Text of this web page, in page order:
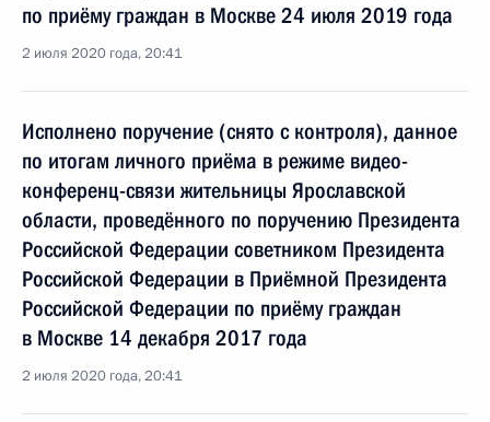
по приёму граждан в Москве 24 июля 2019 года
2 июля 2020 года, 20:41
Исполнено поручение (снято с контроля), данное
по итогам личного приёма в режиме видео-
конференц-связи жительницы Ярославской
области, проведённого по поручению Президента
Российской Федерации советником Президента
Российской Федерации в Приёмной Президента
Российской Федерации по приёму граждан
в Москве 14 декабря 2017 года
2 июля 2020 года, 20:41